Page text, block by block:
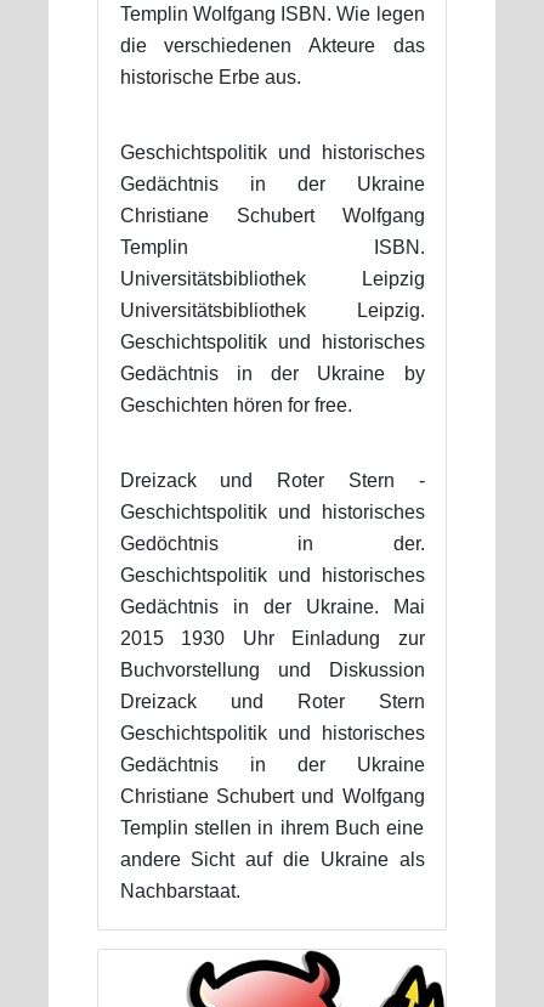
Templin Wolfgang ISBN. Wie legen
die verschiedenen Akteure das
historische Erbe aus.
Geschichtspolitik und historisches
Gedächtnis in der Ukraine
Christiane Schubert Wolfgang
Templin ISBN.
Universitätsbibliothek Leipzig
Universitätsbibliothek Leipzig.
Geschichtspolitik und historisches
Gedächtnis in der Ukraine by
Geschichten hören for free.
Dreizack und Roter Stern -
Geschichtspolitik und historisches
Gedöchtnis in der.
Geschichtspolitik und historisches
Gedächtnis in der Ukraine. Mai
2015 1930 Uhr Einladung zur
Buchvorstellung und Diskussion
Dreizack und Roter Stern
Geschichtspolitik und historisches
Gedächtnis in der Ukraine
Christiane Schubert und Wolfgang
Templin stellen in ihrem Buch eine
andere Sicht auf die Ukraine als
Nachbarstaat.